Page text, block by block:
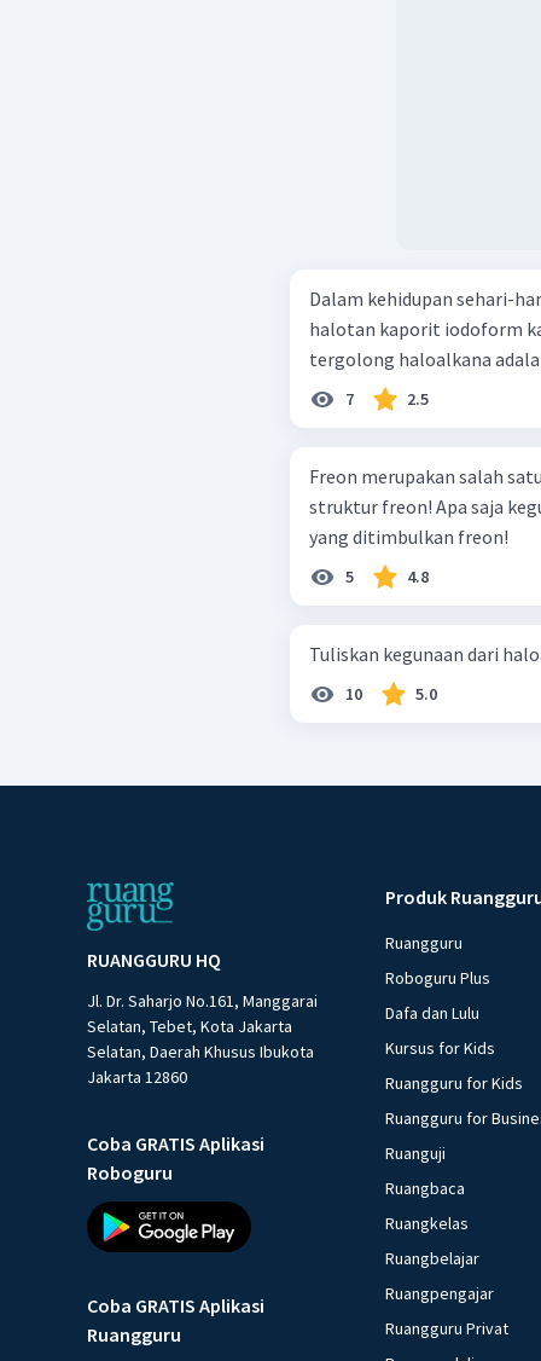
Dalam kehidupan sehari-
halotan kaporit iodoform kapur klor Pasangan senyawa yang
tergolong haloalkana
7 2.5
Freon merupakan salah satu
struktur freon! Apa saja kegunaan freon? Jelaskan dampak negatif
yang ditimbulkan freon!
5 4.8
10 5.0
RUANGGURU HQ
Jl. Dr. Saharjo No.161, Manggarai
Selatan, Tebet, Kota Jakarta
Selatan, Daerah Khusus Ibukota
Jakarta 12860
Coba GRATIS Aplikasi
Roboguru
Coba GRATIS Aplikasi
Ruangguru
Produk
Ruangguru
Roboguru Plus
Dafa dan Lulu
Kursus for Kids
Ruangguru for Kids
Ruangguru for
Ruanguji
Ruangbaca
Ruangkelas
Ruangbelajar
Ruangpengajar
Ruangguru Privat